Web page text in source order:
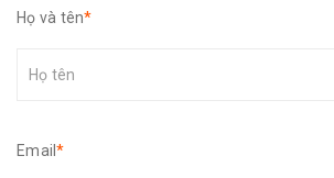
Họ và tên*
Email*